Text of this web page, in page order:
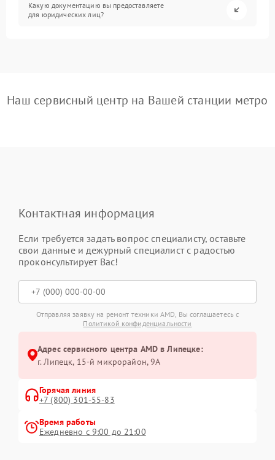
Какую документацию вы предоставляете
для юридических лиц?
Наш сервисный центр на Вашей станции метро
Контактная информация
Если требуется задать вопрос специалисту, оставьте
свои данные и дежурный специалист с радостью
проконсультирует Вас!
Отправляя заявку на ремонт техники AMD, Вы соглашаетесь с
Политикой конфиденциальности
Адрес сервисного центра AMD в Липецке:
г. Липецк, 15-й микрорайон, 9А
Горячая линия
+7 (800) 301-55-83
Время работы
Ежедневно с 9:00 до 21:00